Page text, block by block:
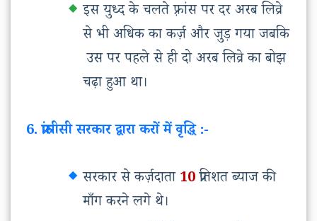
इसयुध्दकेचलतेफ़्रांसपरदरअरबलिव्रे
सेभीअधिककाकर्ज़औरजुड़गयाजबकि
उसपरपहलेसेहीदोअरबलिव्रेकाबोझ
चढ़ाहुआ था।
6. फ्रांसीसी सरकार द्वारा करों में वृद्धि :-
सरकारसेकर्ज़दाता10प्रतिशतब्याजकी
माँगकरनेलगे थे।